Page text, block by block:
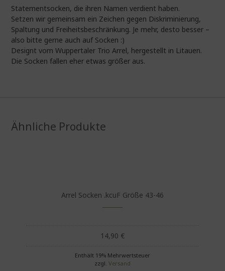
Statementsocken, die ihren Namen verdient haben.
Setzen wir gemeinsam ein Zeichen gegen Diskriminierung,
Spaltung und Freiheitsbeschränkung. Je mehr, desto besser –
also bitte gerne auch auf Socken :)
Designt vom Wuppertaler Trio Arrel, hergestellt in Litauen.
Die Socken fallen eher etwas größer aus.
Ähnliche Produkte
Arrel Socken .kcuF Größe 43-46
14,90 €
Enthält 19% Mehrwertsteuer
zzgl.Versand